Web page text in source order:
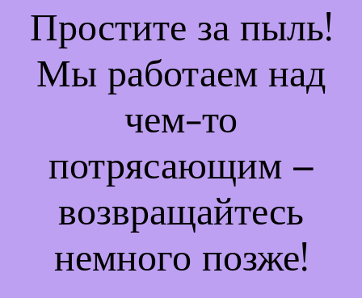
Простите за пыль!
Мы работаем над
чем-то
потрясающим –
возвращайтесь
немного позже!